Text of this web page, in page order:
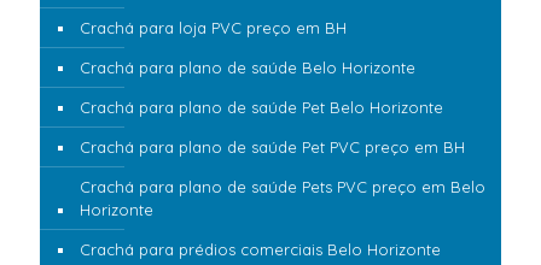
Crachá para loja PVC preço em BH
Crachá para plano de saúde Belo Horizonte
Crachá para plano de saúde Pet Belo Horizonte
Crachá para plano de saúde Pet PVC preço em BH
Crachá para plano de saúde Pets PVC preço em Belo
Horizonte
Crachá para prédios comerciais Belo Horizonte